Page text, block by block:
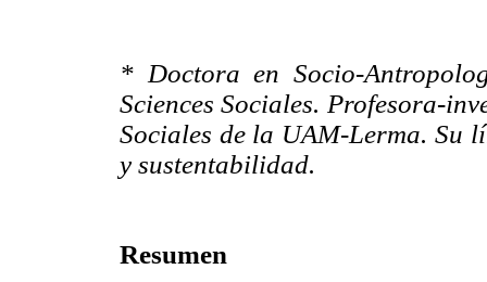
* Doctora en Socio-
Sciences Sociales. Profesora-
Sociales de la UAM-Lerma. Su
y sustentabilidad.
Resumen